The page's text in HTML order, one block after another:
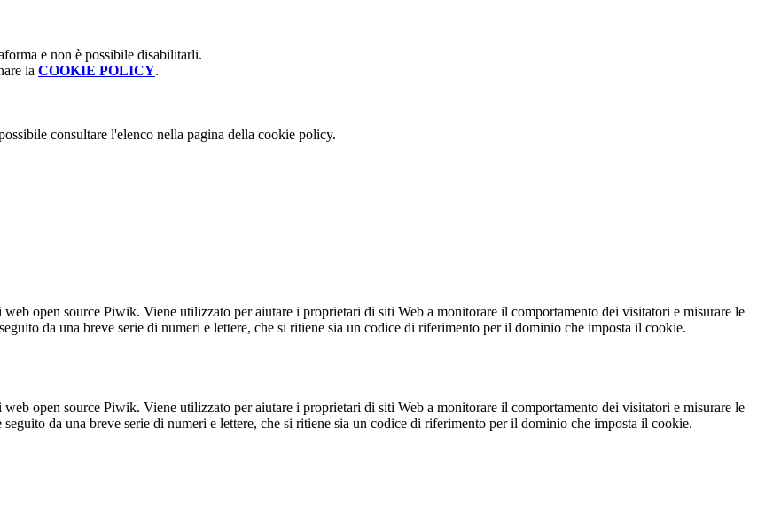
e non è possibile disabilitarli.
la COOKIE POLICY.
consultare l'elenco nella pagina della cookie policy.
open source Piwik. Viene utilizzato per aiutare i proprietari di siti Web a monitorare il comportamento dei visitatori e misurare le
da una breve serie di numeri e lettere, che si ritiene sia un codice di riferimento per il dominio che imposta il cookie.
open source Piwik. Viene utilizzato per aiutare i proprietari di siti Web a monitorare il comportamento dei visitatori e misurare le
da una breve serie di numeri e lettere, che si ritiene sia un codice di riferimento per il dominio che imposta il cookie.